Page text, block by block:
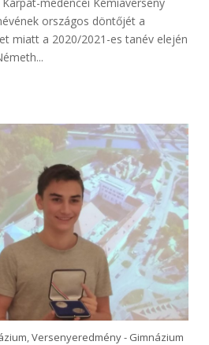
országos döntőjét a
miatt a 2020/2021-es tanév elején
,Versenyeredmény - Gimnázium